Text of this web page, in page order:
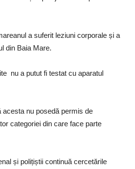
a suferit leziuni corporale și a
din Baia Mare.
nu a putut fi testat cu aparatul
acesta nu posedă permis de
categoriei din care face parte
și polițiștii continuă cercetările